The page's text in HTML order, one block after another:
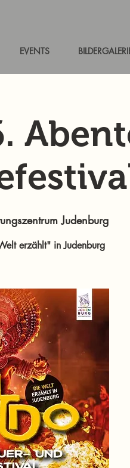
EVENTS
Judenburg
erzählt" in Judenburg